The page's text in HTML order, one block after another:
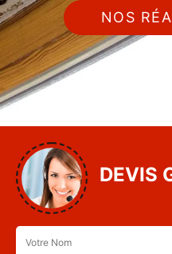
NOS
DEVIS